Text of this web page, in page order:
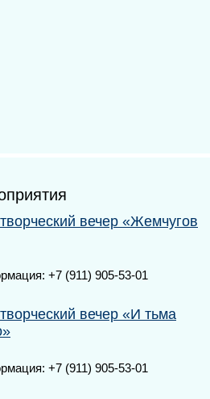
вечер «Жемчугов
+7 (911) 905-53-01
вечер «И тьма
+7 (911) 905-53-01